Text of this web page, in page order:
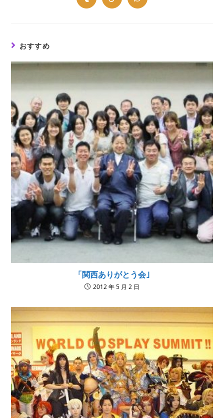
window window window window
in in in
おすすめ
「関西ありがとう会｣
2012 年 5 月 2 日